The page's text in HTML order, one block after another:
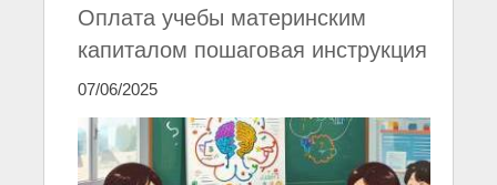
Оплата учебы материнским
капиталом пошаговая инструкция
07/06/2025